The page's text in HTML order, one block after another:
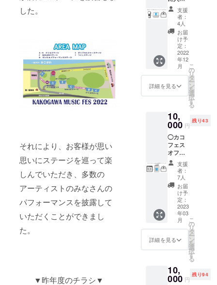
した。
それにより、お客様が思い
思いにステージを巡って楽
しんでいただき、多数の
アーティストのみなさんの
パフォーマンスを披露して
いただくことができまし
た。
▼昨年度のチラシ▼
ご記入
くださ
いませ
ん。 ◯
リスト
バンド
※デザイ
ンやカ
ラーは
まだ決
まって
いませ
んがご
す。 ※
当日リ
ストバ
ンドが
ないと
優先エ
リアに
は入場
できま
せんの
で忘れ
ないよ
うお持
ちくだ
さい。
をお送
りいた
しま
す。 サ
イズを
「オプ
ショ
ン」か
らお選
びくだ
さい。
イズ/身
幅/着丈/
幅
（cm）
S
49/65/1
9/42 M
52/69/2
0/46 L
55/73/2
2/50 XL
58/77/2
4/54
United
Athle
5.6オン
Tシャツ
【5001-
できる
リスト
バンド
＋カコ
フェス
公式ロ
ゴタオ
ル＋心
を込め
た
Thank
youメッ
リアに
入場で
きるリ
ストバ
ンド装
着でメ
インス
テージ
の最前
列ブ
ロック
に入場
できま
す。 最
前列ブ
ロック
でカコ
という
方オス
支援
者：
4人
お届
け予
定：
2022
年12
月
詳細を見る
こ
の
リ
タ
ー
ン
を
選
択
す
る
10,
000 円
残り43
◯カコ
フェス
オフィ
シャル
HPへの
お名前
掲載＋
当日配
布のパ
ンフ
レット
にお名
前掲載
＋心を
込めた
youメッ
セージ
【カコ
支援
者：
7人
お届
け予
定：
2023
年03
月
詳細を見る
こ
の
リ
タ
ー
ン
を
選
択
す
る
10,
000 円
残り94